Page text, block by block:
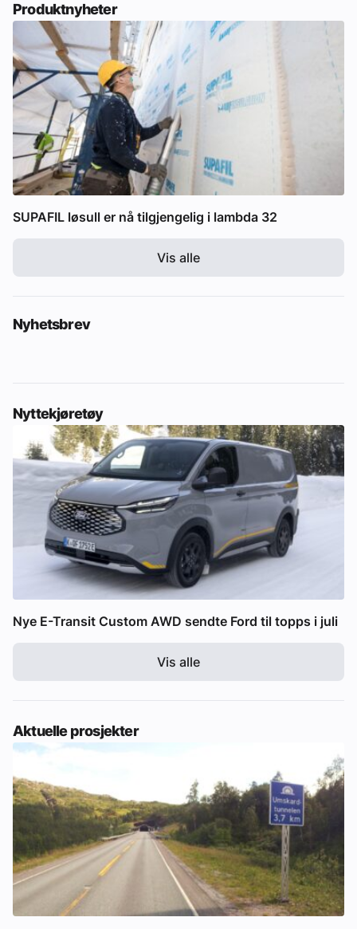
Produktnyheter
SUPAFIL løsull er nå tilgjengelig i lambda 32
Vis alle
Nyhetsbrev
Nyttekjøretøy
Nye E-Transit Custom AWD sendte Ford til topps i juli
Vis alle
Aktuelle prosjekter